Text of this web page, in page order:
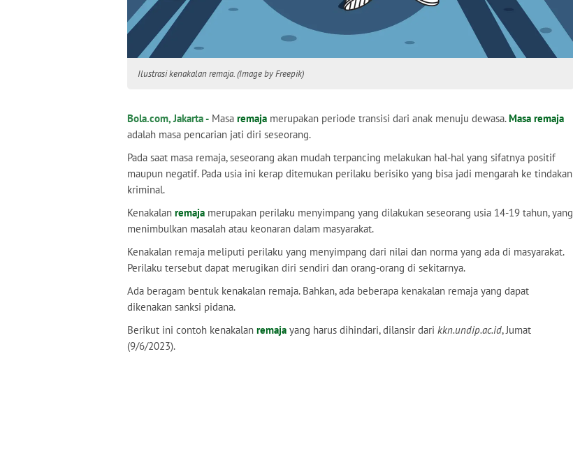
Ilustrasi kenakalan remaja. (Image by Freepik)
Bola.com, Jakarta - Masa remaja merupakan periode transisi dari anak menuju dewasa.Masa remaja
adalah masa pencarian jati diri seseorang.
Pada saat masa remaja, seseorang akan mudah terpancing melakukan hal-hal yang sifatnya positif
maupun negatif. Pada usia ini kerap ditemukan perilaku berisiko yang bisa jadi mengarah ke tindakan
kriminal.
Kenakalan remaja merupakan perilaku menyimpang yang dilakukan seseorang usia 14-19 tahun, yang
menimbulkan masalah atau keonaran dalam masyarakat.
Kenakalan remaja meliputi perilaku yang menyimpang dari nilai dan norma yang ada di masyarakat.
Perilaku tersebut dapat merugikan diri sendiri dan orang-orang di sekitarnya.
Ada beragam bentuk kenakalan remaja. Bahkan, ada beberapa kenakalan remaja yang dapat
dikenakan sanksi pidana.
Berikut ini contoh kenakalan remaja yang harus dihindari, dilansir dari kkn.undip.ac.id, Jumat
(9/6/2023).